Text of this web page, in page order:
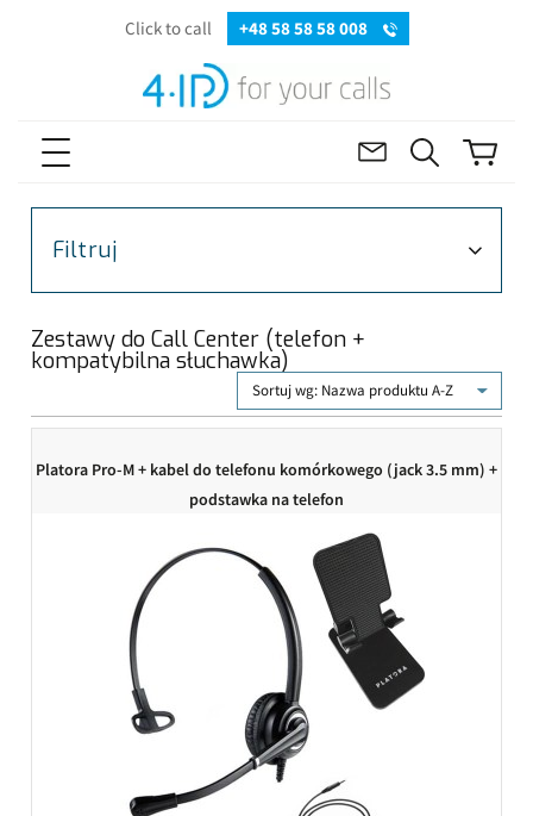
Click to call +48 58 58 58 008
Filtruj
Zestawy do Call Center (telefon +
kompatybilna słuchawka)
Sortuj wg: Nazwa produktu A-Z
Platora Pro-M + kabel do telefonu komórkowego (jack 3.5 mm) +
podstawka na telefon